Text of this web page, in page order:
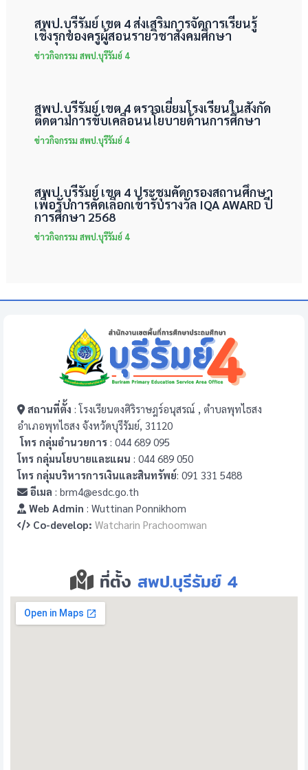
สพป.บุรีรัมย์ เขต 4 ส่งเสริมการจัดการเรียนรู้
เชิงรุกของครูผู้สอนรายวิชาสังคมศึกษา
ข่าวกิจกรรม สพป.บุรีรัมย์ 4
สพป.บุรีรัมย์ เขต 4 ตรวจเยี่ยมโรงเรียนในสังกัด
ติดตามการขับเคลื่อนนโยบายด้านการศึกษา
ข่าวกิจกรรม สพป.บุรีรัมย์ 4
สพป.บุรีรัมย์ เขต 4 ประชุมคัดกรองสถานศึกษา
เพื่อรับการคัดเลือกเข้ารับรางวัล IQA AWARD ปี
การศึกษา 2568
ข่าวกิจกรรม สพป.บุรีรัมย์ 4
สถานที่ตั้ง : โรงเรียนตงศิริราษฎร์อนุสรณ์ , ตำบลพุทไธสง
อำเภอพุทไธสง จังหวัดบุรีรัมย์, 31120
โทร กลุ่มอำนวยการ : 044 689 095
โทร กลุ่มนโยบายและแผน : 044 689 050
โทร กลุ่มบริหารการเงินและสินทรัพย์: 091 331 5488
อีเมล : brm4@esdc.go.th
Web Admin : Wuttinan Ponnikhom
Co-develop: Watcharin Prachoomwan
ที่ตั้ง สพป.บุรีรัมย์ 4